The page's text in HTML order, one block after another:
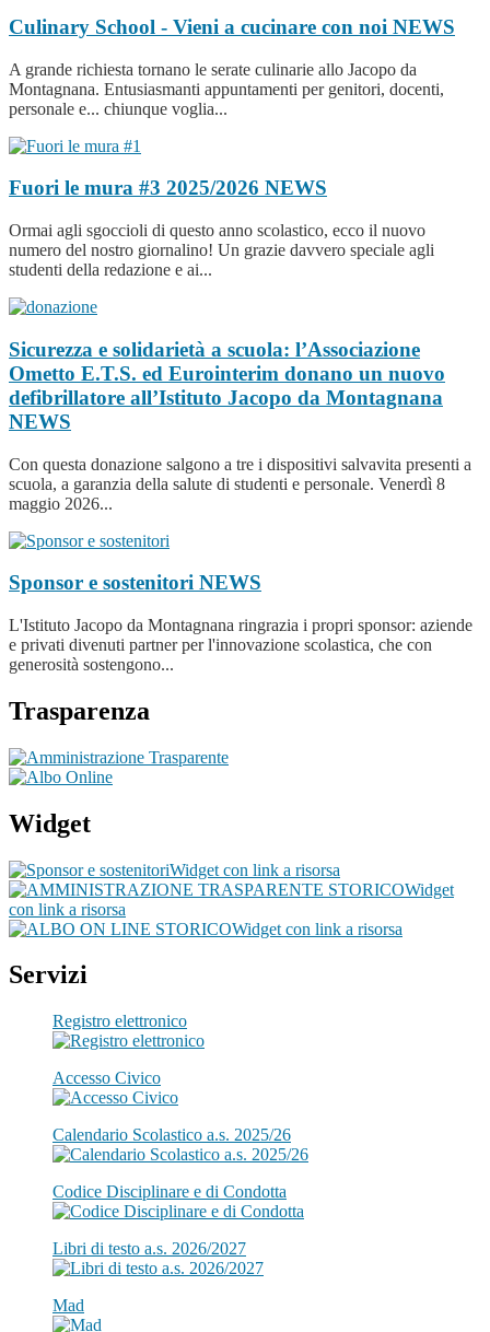
Culinary School - Vieni a cucinare con noi NEWS
A grande richiesta tornano le serate culinarie allo Jacopo da
Montagnana. Entusiasmanti appuntamenti per genitori, docenti,
personale e... chiunque voglia...
Fuori le mura #3 2025/2026 NEWS
Ormai agli sgoccioli di questo anno scolastico, ecco il nuovo
numero del nostro giornalino! Un grazie davvero speciale agli
studenti della redazione e ai...
Sicurezza e solidarietà a scuola: l’Associazione
Ometto E.T.S. ed Eurointerim donano un nuovo
defibrillatore all’Istituto Jacopo da Montagnana
NEWS
Con questa donazione salgono a tre i dispositivi salvavita presenti a
scuola, a garanzia della salute di studenti e personale. Venerdì 8
maggio 2026...
Sponsor e sostenitori NEWS
L'Istituto Jacopo da Montagnana ringrazia i propri sponsor: aziende
e privati divenuti partner per l'innovazione scolastica, che con
generosità sostengono...
Trasparenza
Widget
Widget con link a risorsa
Widget
con link a risorsa
Widget con link a risorsa
Servizi
Registro elettronico
Accesso Civico
Calendario Scolastico a.s. 2025/26
Codice Disciplinare e di Condotta
Libri di testo a.s. 2026/2027
Mad